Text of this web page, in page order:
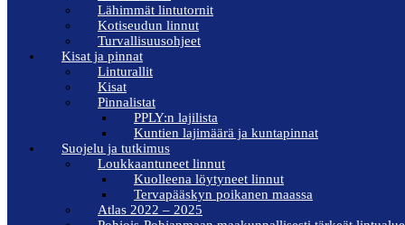
Lähimmät lintutornit
Kotiseudun linnut
Turvallisuusohjeet
Kisat ja pinnat
Linturallit
Kisat
Pinnalistat
PPLY:n lajilista
Kuntien lajimäärä ja kuntapinnat
Suojelu ja tutkimus
Loukkaantuneet linnut
Kuolleena löytyneet linnut
Tervapääskyn poikanen maassa
Atlas 2022 – 2025